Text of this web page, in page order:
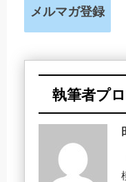
メルマガ登録
執筆者プ